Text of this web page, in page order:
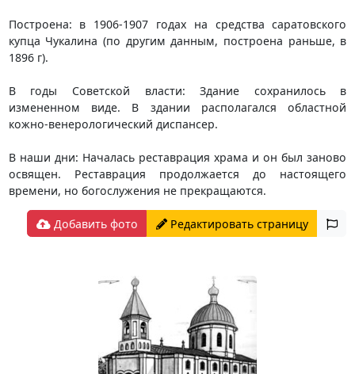
Построена: в 1906-1907 годах на средства саратовского
купца Чукалина (по другим данным, построена раньше, в
1896 г).
В годы Советской власти: Здание сохранилось в
измененном виде. В здании располагался областной
кожно-венерологический диспансер.
В наши дни: Началась реставрация храма и он был заново
освящен. Реставрация продолжается до настоящего
времени, но богослужения не прекращаются.
Добавить фото Редактировать страницу